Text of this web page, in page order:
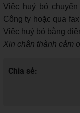
Việc huỷ bỏ
Công ty hoặc qua
Việc huỷ bỏ bằng
Xin chân thành cảm
Chia sẻ: